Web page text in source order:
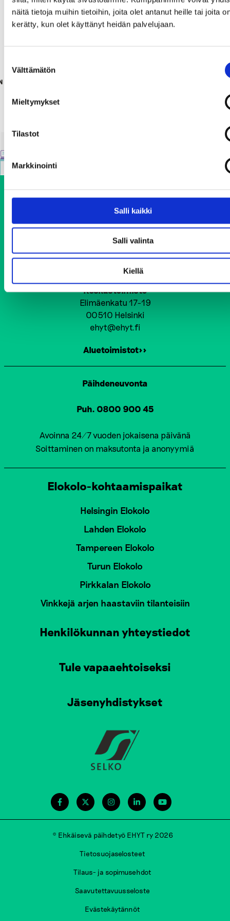
näitä tietoja muihin tietoihin, joita olet antanut heille tai joita
kerätty, kun olet käyttänyt heidän palvelujaan.
valinta
Välttämätön
Mieltymykset
Tilastot
Markkinointi
Salli kaikki
Salli valinta
Kiellä
Lapin NOKKO-mallin koulutus
P
S
T
P
A
G
N
A
I
Keskustoimisto
Elimäenkatu 17-19
00510 Helsinki
ehyt@ehyt.fi
Aluetoimistot>>
Päihdeneuvonta
Puh. 0800 900 45
Avoinna 24/7 vuoden jokaisena päivänä
Soittaminen on maksutonta ja anonyymiä
Elokolo-kohtaamispaikat
Helsingin Elokolo
Lahden Elokolo
Tampereen Elokolo
Turun Elokolo
Pirkkalan Elokolo
Vinkkejä arjen haastaviin tilanteisiin
Henkilökunnan yhteystiedot
Tule vapaaehtoiseksi
Jäsenyhdistykset
© Ehkäisevä päihdetyö EHYT ry 2026
Tietosuojaselosteet
Tilaus- ja sopimusehdot
Saavutettavuusseloste
Evästekäytännöt